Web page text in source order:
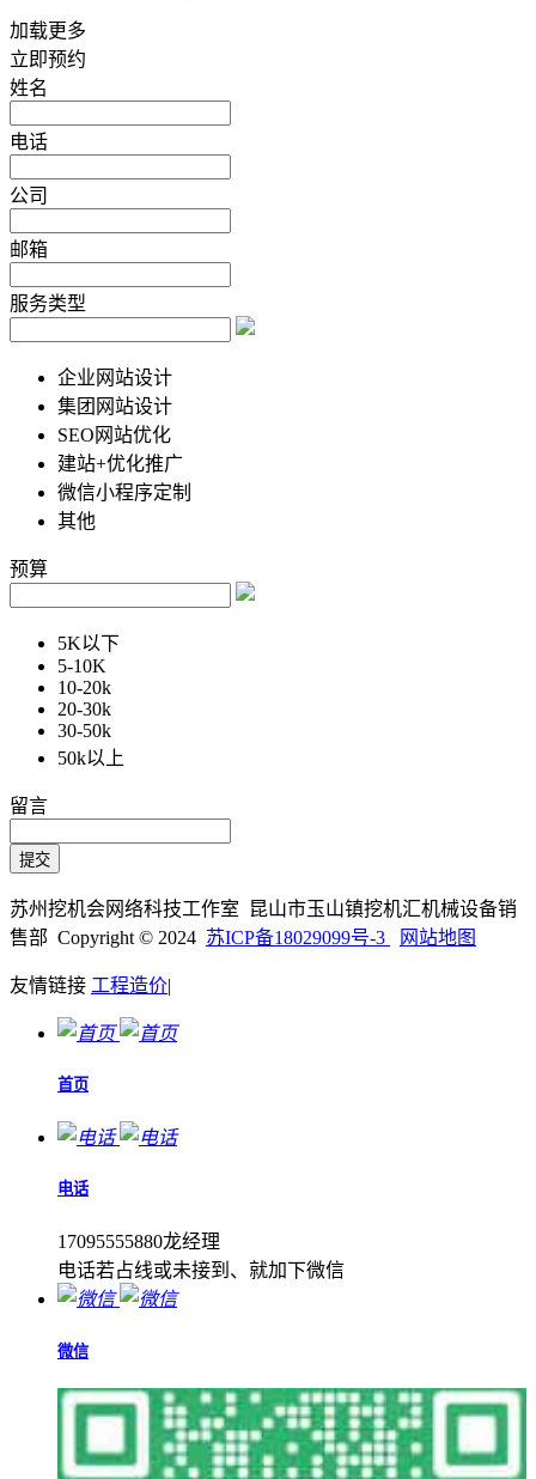
加载更多
立即预约
姓名
电话
公司
邮箱
服务类型
企业网站设计
集团网站设计
SEO网站优化
建站+优化推广
微信小程序定制
其他
预算
5K以下
5-10K
10-20k
20-30k
30-50k
50k以上
留言
苏州挖机会网络科技工作室 昆山市玉山镇挖机汇机械设备销
售部 Copyright © 2024 苏ICP备18029099号-3 网站地图
友情链接 工程造价|
首页
电话
17095555880龙经理
电话若占线或未接到、就加下微信
微信